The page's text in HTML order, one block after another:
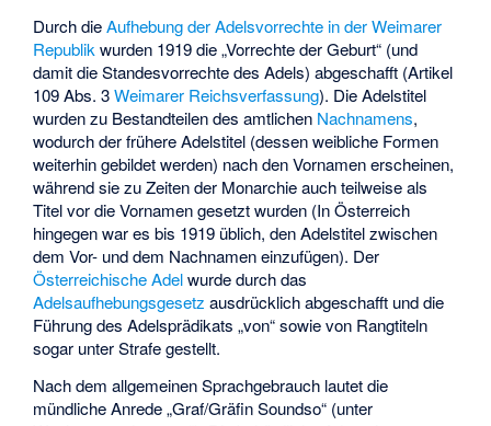
Durch dieAufhebung der Adelsvorrechte in der Weimarer
Republik wurden 1919 die „Vorrechte der Geburt“ (und
damit die Standesvorrechte des Adels) abgeschafft (Artikel
109 Abs. 3Weimarer Reichsverfassung). Die Adelstitel
wurden zu Bestandteilen des amtlichen Nachnamens,
wodurch der frühere Adelstitel (dessen weibliche Formen
weiterhin gebildet werden) nach den Vornamen erscheinen,
während sie zu Zeiten der Monarchie auch teilweise als
Titel vor die Vornamen gesetzt wurden (In Österreich
hingegen war es bis 1919 üblich, den Adelstitel zwischen
dem Vor- und dem Nachnamen einzufügen). Der
Österreichische Adelwurde durch das
Adelsaufhebungsgesetz ausdrücklich abgeschafft und die
Führung des Adelsprädikats „von“ sowie von Rangtiteln
sogar unter Strafe gestellt.
Nach dem allgemeinen Sprachgebrauch lautet die
mündliche Anrede „Graf/Gräfin Soundso“ (unter